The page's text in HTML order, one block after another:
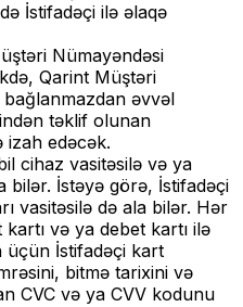
İstifadəçi ilə əlaqə
Nümayəndəsi
Qarint Müştəri
əvvəl
təklif olunan
izah edəcək.
cihaz vasitəsilə və ya
bilər. İstəyə görə, İstifadəçi
vasitəsilə də ala bilər. Hər
və ya debet kartı ilə
üçün İstifadəçi kart
bitmə tarixini və
CVC və ya CVV kodunu